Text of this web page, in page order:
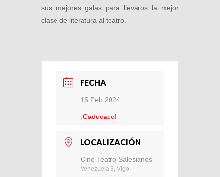
sus mejores galas para llevaros la mejor
clase de literatura al teatro.
FECHA
15 Feb 2024
¡Caducado!
LOCALIZACIÓN
Cine Teatro Salesianos
Venezuela 3, Vigo